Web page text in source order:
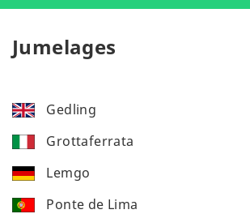
Jumelages
Gedling
Grottaferrata
Lemgo
Ponte de Lima